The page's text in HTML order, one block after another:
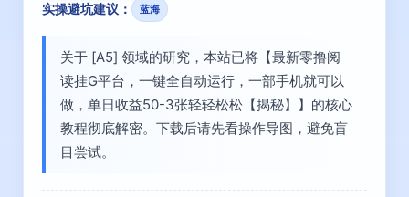
实操避坑建议： 蓝海
关于 [A5] 领域的研究，本站已将【最新零撸阅
读挂G平台，一键全自动运行，一部手机就可以
做，单日收益50-3张轻轻松松【揭秘】】的核心
教程彻底解密。下载后请先看操作导图，避免盲
目尝试。